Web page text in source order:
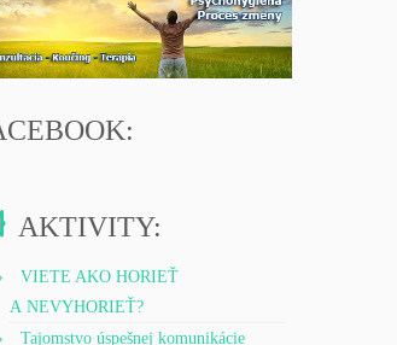
AKTIVITY:
VIETE AKO HORIEŤ
A NEVYHORIEŤ?
Tajomstvo úspešnej komunikácie